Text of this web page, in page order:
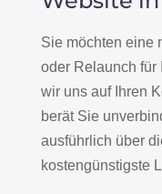
Sie möchten eine
oder Relaunch für
wir uns auf Ihren
berät Sie
ausführlich über
kostengünstigste